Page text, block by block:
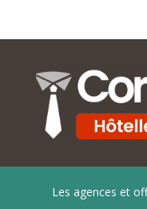
Les agences et